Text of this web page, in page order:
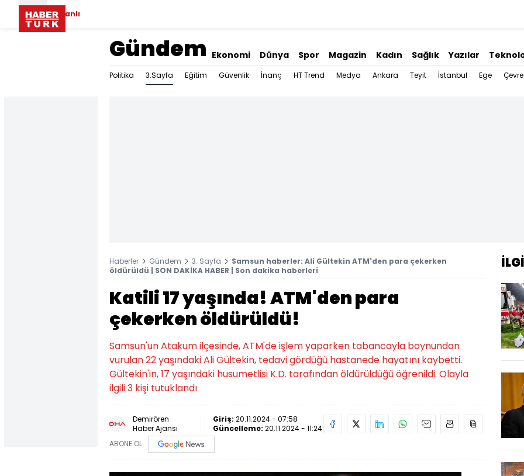
Canlı
Gündem Ekonomi Dünya Spor Magazin Kadın Sağlık Yazılar
Politika 3.Sayfa Eğitim Güvenlik İnanç HT Trend Medya Ankara Teyit İstanbul Ege Çevre
Haberler Gündem 3. Sayfa
Samsun haberler: Ali Gültekin ATM'den para çekerken
öldürüldü | SON DAKİKA HABER | Son dakika haberleri
Katili 17 yaşında! ATM'den para
çekerken öldürüldü!
Samsun'un Atakum ilçesinde, ATM'de işlem yaparken tabancayla boynundan
vurulan 22 yaşındaki Ali Gültekin, tedavi gördüğü hastanede hayatını kaybetti.
Gültekin'in, 17 yaşındaki husumetlisi K.D. tarafından öldürüldüğü öğrenildi. Olayla
ilgili 3 kişi tutuklandı
Demirören
Haber Ajansı
Giriş: 20.11.2024 - 07:58
Güncelleme: 20.11.2024 - 11:24
ABONE OL